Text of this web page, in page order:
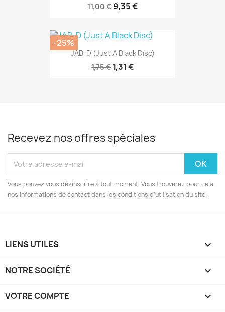
11,00 € 9,35 €
JAB-D (Just A Black Disc)
1,75 € 1,31 €
-25%
Recevez nos offres spéciales
Vous pouvez vous désinscrire à tout moment. Vous trouverez pour cela
nos informations de contact dans les conditions d'utilisation du site.
LIENS UTILES 
NOTRE SOCIÉTÉ 
VOTRE COMPTE 